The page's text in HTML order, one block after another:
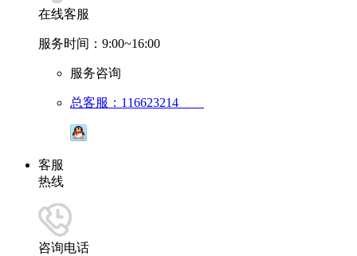
在线客服
服务时间：9:00~16:00
服务咨询
总客服：116623214
客服
热线
咨询电话